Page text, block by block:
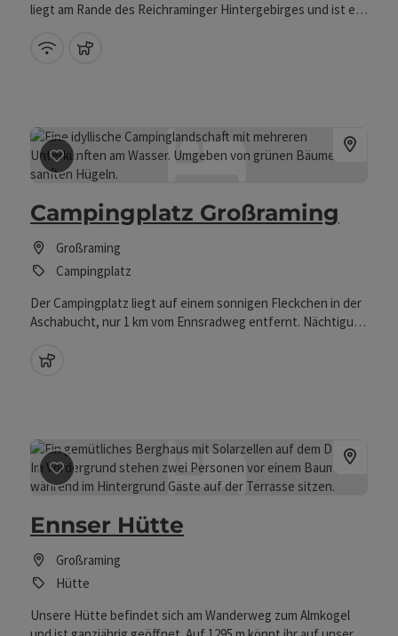
liegt am Rande des Reichraminger Hintergebirges und ist ein
Kalkalpen und auf die umliegenden Almen.
W-Lan (kostenlos)
Beitrag merken
Campingplatz Großraming
Großraming
Campingplatz
Der Campingplatz liegt auf einem sonnigen Fleckchen in der
Aschabucht, nur 1 km vom Ennsradweg entfernt. Nächtigung
Beitrag merken: Ennser Hütte
Ennser Hütte
Großraming
Hütte
Unsere Hütte befindet sich am Wanderweg zum Almkogel